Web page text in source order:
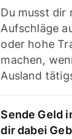
Du musst dir
Aufschläge
oder hohe
machen,
Ausland
Sende Geld
dir dabei